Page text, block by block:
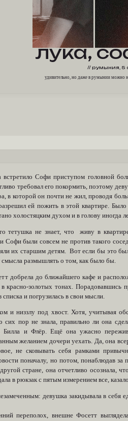
лука,с
// румыния, 5
удивительно, но даже в румынии можно
встретило Софи приступом головной
требовал его покормить, поэтому
в которой он почти не жил, проводя
ей пожить в этой квартире.
холостяцким духом и в голову иногда
тетушка не знает, что живу в
Софи были совсем не против такого
их старшим детям. Вот если бы это
размышлять о том, как было бы.
добрела до ближайшего кафе и
красно-золотых тонах. Порадовавшись
списка и погрузилась в свои мысли.
и низзлу под хвост. Хотя, учитывая
сих пор не знала, правильно ли она
Билла и Флёр. Ещё она ужасно
желанием дочери уехать. Да, она
не сковывать себя рамками
поначалу, но потом, понаблюдав
стране, она отчетливо осознала,
в рюкзак с пятым измерением все,
девушка закидывала в
переполох, внешне Фосетт